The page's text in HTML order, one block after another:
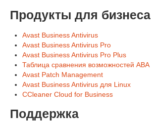
Продукты для бизнеса
Avast Business Antivirus
Avast Business Antivirus Pro
Avast Business Antivirus Pro Plus
Таблица сравнения возможностей ABA
Avast Patch Management
Avast Business Antivirus для Linux
CCleaner Cloud for Business
Поддержка